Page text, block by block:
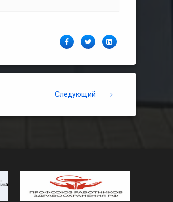
FacebookTwitterLinkedIn
Следующий